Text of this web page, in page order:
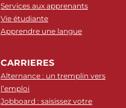
Services aux apprenants
Vie étudiante
Apprendre une langue
CARRIERES
Alternance : un tremplin vers
l’emploi
Jobboard : saisissez votre